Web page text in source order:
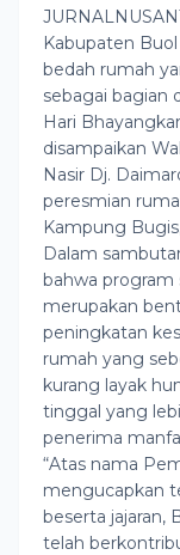
Kabupaten
bedah rumah
sebagai bagian
Hari
disampaikan
Nasir Dj.
peresmian
Kampung
Dalam
bahwa program
merupakan
peningkatan
rumah yang
kurang layak
tinggal yang
penerima
“Atas nama
mengucapkan
beserta jajaran,
telah